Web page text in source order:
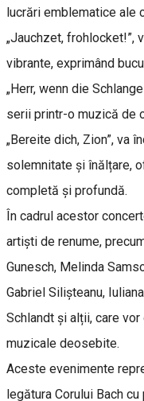
lucrări emblematice ale
„Jauchzet, frohlocket!”,
vibrante, exprimând
„Herr, wenn die
serii printr-o muzică de
„Bereite dich, Zion”, va
solemnitate și înălțare,
completă și profundă.
În cadrul acestor
artiști de renume,
Gunesch, Melinda
Gabriel Silișteanu,
Schlandt și alții, care
muzicale deosebite.
Aceste evenimente
legătura Corului Bach